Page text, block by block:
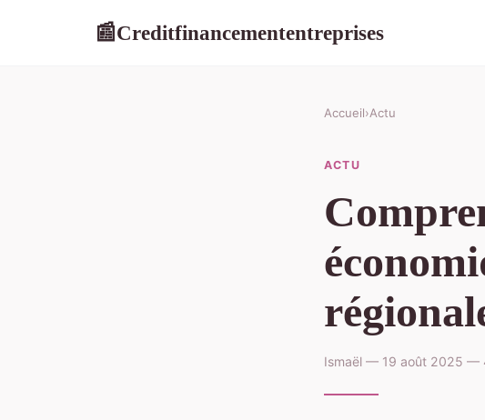
📰Creditfinancemententreprises
Accueil›Actu
ACTU
Ismaël — 19 août 2025 —